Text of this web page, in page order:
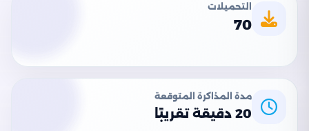
التحميلات
70
مدة المذاكرة المتوقعة
20 دقيقة تقريبًا